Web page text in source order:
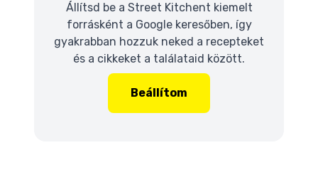
Állítsd be a Street Kitchent kiemelt
forrásként a Google keresőben, így
gyakrabban hozzuk neked a recepteket
és a cikkeket a találataid között.
Beállítom